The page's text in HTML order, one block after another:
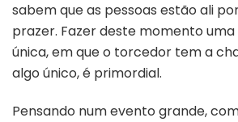
sabem que as pessoas estão ali
prazer. Fazer deste momento
única, em que o torcedor tem a
algo único, é primordial.
Pensando num evento grande,